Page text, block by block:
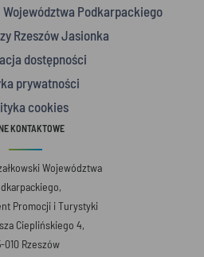
Województwa Podkarpackiego
Rzeszów Jasionka
dostępności
prywatności
cookies
KONTAKTOWE
Województwa
Promocji i Turystyki
Cieplińskiego 4,
010 Rzeszów